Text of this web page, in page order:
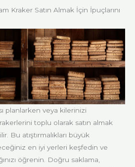
Kraker Satın Almak İçin İpuçlarını
planlarken veya kilerinizi
toplu olarak satın almak
Bu atıştırmalıkları büyük
en iyi yerleri keşfedin ve
öğrenin. Doğru saklama,